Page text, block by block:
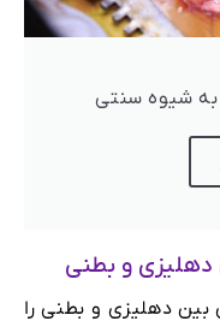
به شیوه سنتی
بین دهلیزی و بطنی را